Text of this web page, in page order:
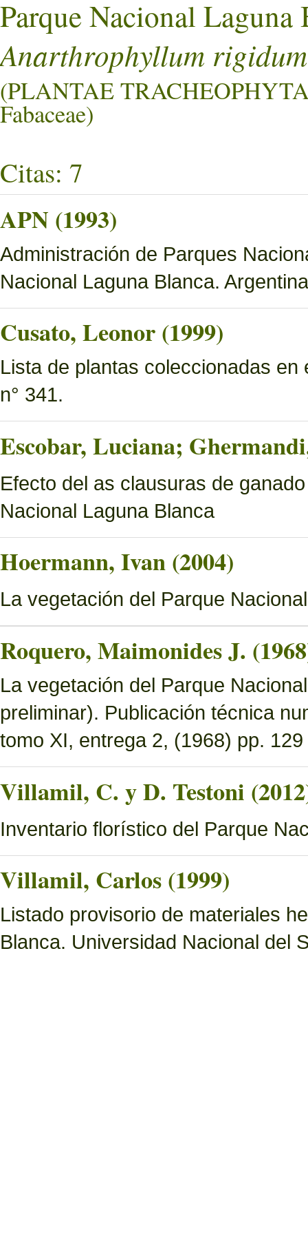
Parque Nacional Laguna
Anarthrophyllum rigidum
(PLANTAE
Fabaceae)
Citas: 7
APN (1993)
Administración de Parques
Nacional Laguna Blanca.
Cusato, Leonor (1999)
Lista de plantas coleccionadas
n° 341.
Escobar, Luciana;
Efecto del as clausuras de
Nacional Laguna Blanca
Hoermann, Ivan (2004)
La vegetación del Parque
Roquero, Maimonides J.
La vegetación del Parque
preliminar). Publicación técnica
tomo XI, entrega 2, (1968) pp.
Villamil, C. y D. Testoni
Inventario florístico del Parque
Villamil, Carlos (1999)
Listado provisorio de materiales
Blanca. Universidad Nacional del